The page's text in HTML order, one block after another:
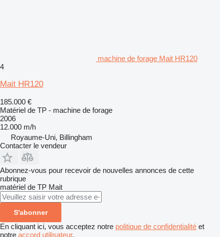
machine de forage Mait HR120
4
Mait HR120
185.000 €
Matériel de TP - machine de forage
2006
12.000 m/h
Royaume-Uni, Billingham
Contacter le vendeur
Abonnez-vous pour recevoir de nouvelles annonces de cette
rubrique
matériel de TP Mait
S'abonner
En cliquant ici, vous acceptez notre politique de confidentialité et
notre accord utilisateur.